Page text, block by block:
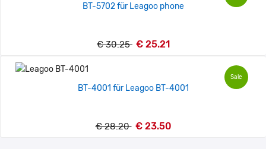
BT-5702 für Leagoo phone
€ 30.25 € 25.21
Sale
BT-4001 für Leagoo BT-4001
€ 28.20 € 23.50